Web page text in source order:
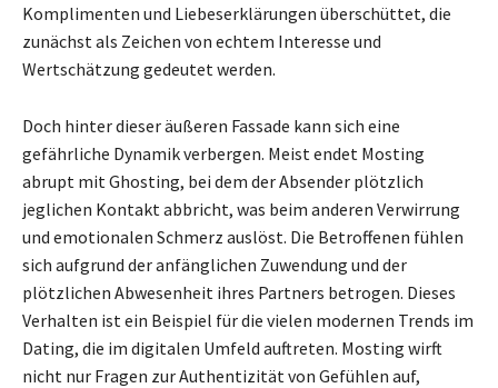
Komplimenten und Liebeserklärungen überschüttet, die
zunächst als Zeichen von echtem Interesse und
Wertschätzung gedeutet werden.
Doch hinter dieser äußeren Fassade kann sich eine
gefährliche Dynamik verbergen. Meist endet Mosting
abrupt mit Ghosting, bei dem der Absender plötzlich
jeglichen Kontakt abbricht, was beim anderen Verwirrung
und emotionalen Schmerz auslöst. Die Betroffenen fühlen
sich aufgrund der anfänglichen Zuwendung und der
plötzlichen Abwesenheit ihres Partners betrogen. Dieses
Verhalten ist ein Beispiel für die vielen modernen Trends im
Dating, die im digitalen Umfeld auftreten. Mosting wirft
nicht nur Fragen zur Authentizität von Gefühlen auf,